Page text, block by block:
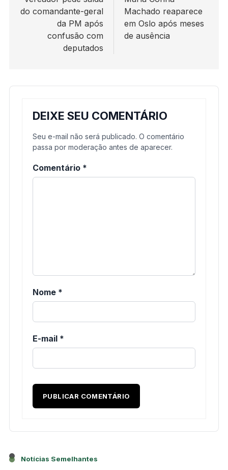
Post
do comandante-geral
da PM após
confusão com
deputados
Machado reaparece
em Oslo após meses
de ausência
DEIXE SEU COMENTÁRIO
Seu e-mail não será publicado. O comentário
passa por moderação antes de aparecer.
Comentário *
Nome *
E-mail *
Notícias Semelhantes